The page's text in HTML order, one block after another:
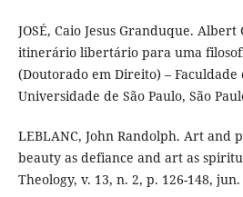
JOSÉ, Caio Jesus Granduque.
itinerário libertário para uma
(Doutorado em Direito) – Faculdade
Universidade de São Paulo, São
LEBLANC, John Randolph. Art and
beauty as defiance and art as
Theology, v. 13, n. 2, p. 126-148, jun.